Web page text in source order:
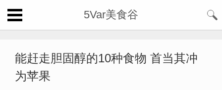
5Var美食谷
能赶走胆固醇的10种食物 首当其冲
为苹果